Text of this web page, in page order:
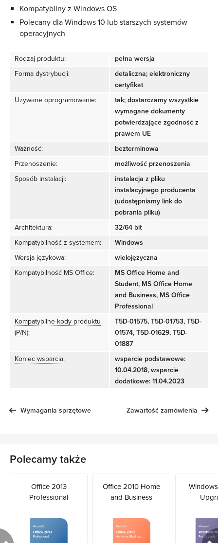
Kompatybilny z Windows OS
Polecany dla Windows 10 lub starszych systemów
operacyjnych
Rodzaj produktu:
pełna wersja
Forma dystrybucji:
detaliczna; elektroniczny
certyfikat
Używane oprogramowanie:
tak; dostarczamy wszystkie
wymagane dokumenty
potwierdzające zgodność z
prawem UE
Ważność:
bezterminowa
Przenoszenie:
możliwość przenoszenia
Sposób instalacji:
instalacja z pliku
instalacyjnego producenta
(udostępniamy link do
pobrania pliku)
Architektura:
32/64 bit
Kompatybilność z systemem:
Windows
Wersja językowa:
wielojęzyczna
Kompatybilność MS Office:
MS Office Home and
Student, MS Office Home
and Business, MS Office
Professional
Kompatybilne kody produktu
(P/N):
T5D-01575, T5D-01753, T5D-
01574, T5D-01629, T5D-
01887
Koniec wsparcia:
wsparcie podstawowe:
10.04.2018, wsparcie
dodatkowe: 11.04.2023
Wymagania sprzętowe Zawartość zamówienia
Polecamy także
Office 2013
Professional
Office 2010 Home
and Business